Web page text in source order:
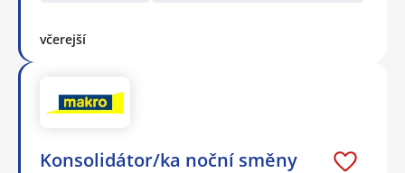
včerejší
Konsolidátor/ka noční směny